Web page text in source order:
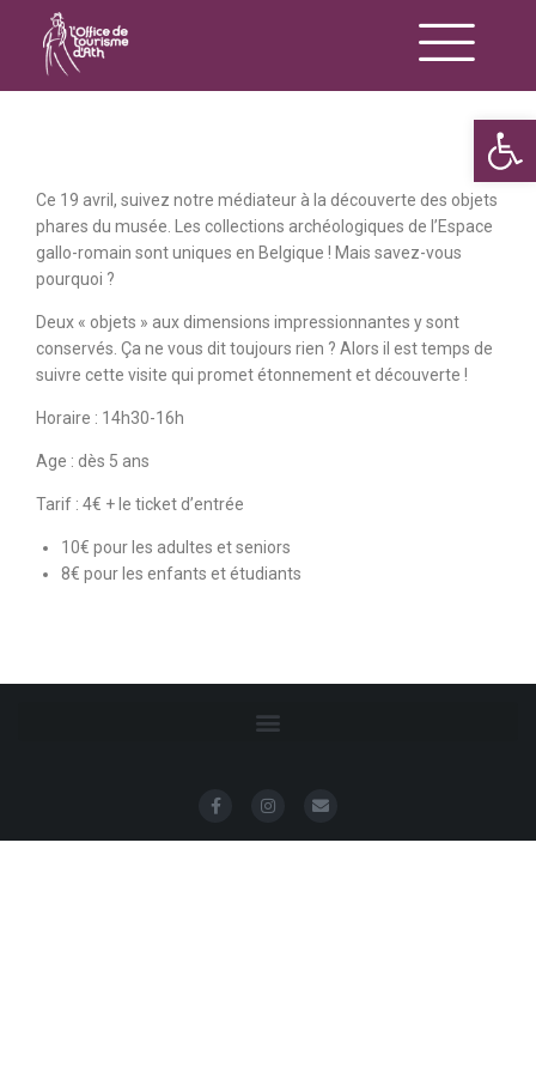
Ce 19 avril, suivez notre médiateur à la découverte des objets
phares du musée. Les collections archéologiques de l’Espace
gallo-romain sont uniques en Belgique ! Mais savez-vous
pourquoi ?
Deux « objets » aux dimensions impressionnantes y sont
conservés. Ça ne vous dit toujours rien ? Alors il est temps de
suivre cette visite qui promet étonnement et découverte !
Horaire : 14h30-16h
Age : dès 5 ans
Tarif : 4€ + le ticket d’entrée
10€ pour les adultes et seniors
8€ pour les enfants et étudiants